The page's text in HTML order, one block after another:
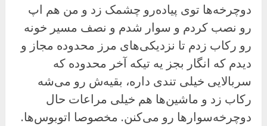
دوچرخه‌ها توی پیاده‌رو چشمک زد و من هم اپ
رو نصب کردم و سوار شدم و نصف مسیر خونه
رو رکاب زدم تا نزدیکی‌های مرز محدوده مجاز و
دیدم که انگار بجز یه تیکه آخر محدوده که
سربالایی خیلی تندی داره، بقیه‌ش رو می‌شه
رکاب زد و ماشین‌ها هم خیلی مراعات حال
دوچرخه‌سوارها رو می‌کنن. مخصوصا اتوبوس‌ها.